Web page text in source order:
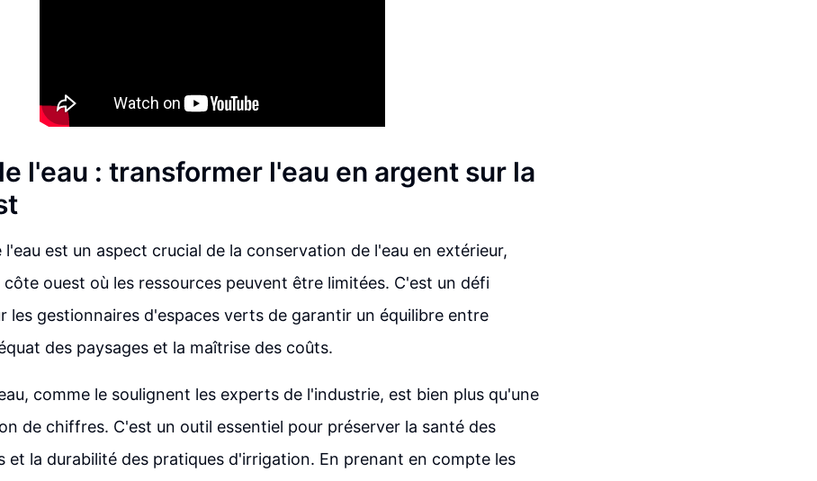
l'eau : transformer l'eau en argent sur la
l'eau est un aspect crucial de la conservation de l'eau en extérieur,
ouest où les ressources peuvent être limitées. C'est un défi
les gestionnaires d'espaces verts de garantir un équilibre entre
des paysages et la maîtrise des coûts.
comme le soulignent les experts de l'industrie, est bien plus qu'une
de chiffres. C'est un outil essentiel pour préserver la santé des
et la durabilité des pratiques d'irrigation. En prenant en compte les